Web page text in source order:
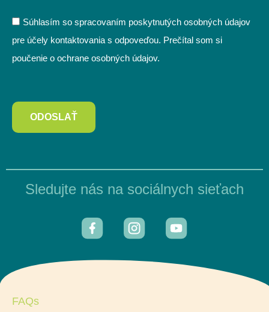
Súhlasím so spracovaním poskytnutých osobných údajov
pre účely kontaktovania s odpoveďou. Prečítal som si
poučenie o ochrane osobných údajov.
ODOSLAŤ
Sledujte nás na sociálnych sieťach
FAQs